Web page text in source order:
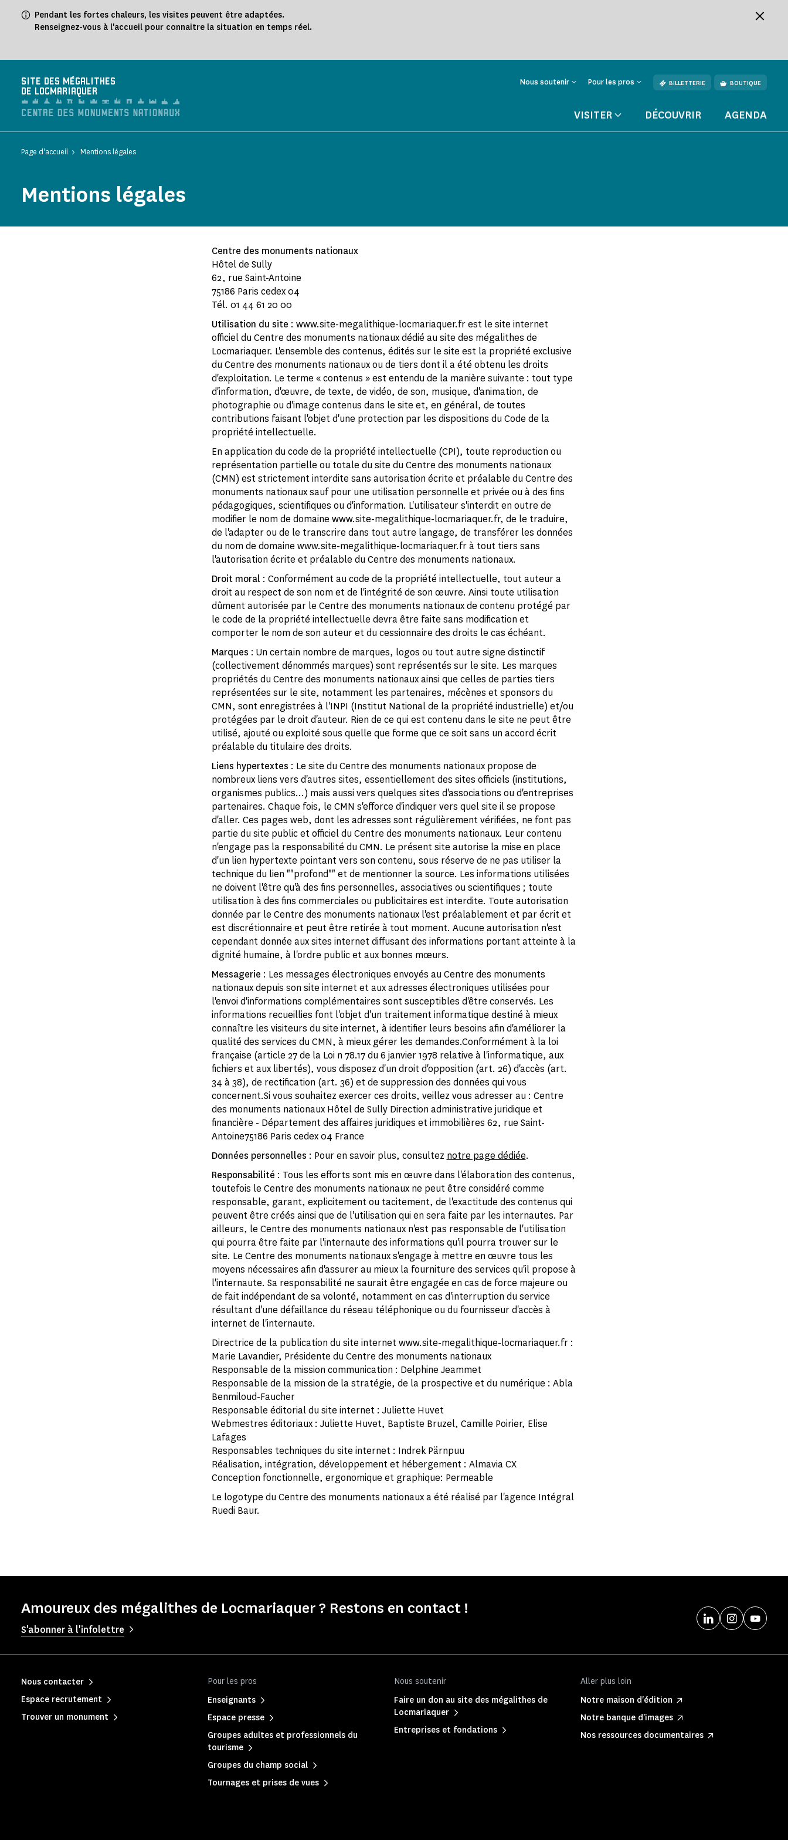
Pendant les fortes chaleurs, les visites peuvent être adaptées.
Renseignez-vous à l'accueil pour connaitre la situation en temps réel.
SITE DES MÉGALITHES
DE LOCMARIAQUER
Nous soutenir Pour les pros BILLETTERIE BOUTIQUE
VISITER DÉCOUVRIR AGENDA
Page d'accueil Mentions légales
Mentions légales
Centre des monuments nationaux
Hôtel de Sully
62, rue Saint-Antoine
75186 Paris cedex 04
Tél. 01 44 61 20 00
Utilisation du site : www.site-megalithique-locmariaquer.fr est le site internet
officiel du Centre des monuments nationaux dédié au site des mégalithes de
Locmariaquer. L'ensemble des contenus, édités sur le site est la propriété exclusive
du Centre des monuments nationaux ou de tiers dont il a été obtenu les droits
d'exploitation. Le terme « contenus » est entendu de la manière suivante : tout type
d'information, d'œuvre, de texte, de vidéo, de son, musique, d'animation, de
photographie ou d'image contenus dans le site et, en général, de toutes
contributions faisant l'objet d'une protection par les dispositions du Code de la
propriété intellectuelle.
En application du code de la propriété intellectuelle (CPI), toute reproduction ou
représentation partielle ou totale du site du Centre des monuments nationaux
(CMN) est strictement interdite sans autorisation écrite et préalable du Centre des
monuments nationaux sauf pour une utilisation personnelle et privée ou à des fins
pédagogiques, scientifiques ou d'information. L'utilisateur s'interdit en outre de
modifier le nom de domaine www.site-megalithique-locmariaquer.fr, de le traduire,
de l'adapter ou de le transcrire dans tout autre langage, de transférer les données
du nom de domaine www.site-megalithique-locmariaquer.fr à tout tiers sans
l'autorisation écrite et préalable du Centre des monuments nationaux.
Droit moral : Conformément au code de la propriété intellectuelle, tout auteur a
droit au respect de son nom et de l'intégrité de son œuvre. Ainsi toute utilisation
dûment autorisée par le Centre des monuments nationaux de contenu protégé par
le code de la propriété intellectuelle devra être faite sans modification et
comporter le nom de son auteur et du cessionnaire des droits le cas échéant.
Marques : Un certain nombre de marques, logos ou tout autre signe distinctif
(collectivement dénommés marques) sont représentés sur le site. Les marques
propriétés du Centre des monuments nationaux ainsi que celles de parties tiers
représentées sur le site, notamment les partenaires, mécènes et sponsors du
CMN, sont enregistrées à l'INPI (Institut National de la propriété industrielle) et/ou
protégées par le droit d'auteur. Rien de ce qui est contenu dans le site ne peut être
utilisé, ajouté ou exploité sous quelle que forme que ce soit sans un accord écrit
préalable du titulaire des droits.
Liens hypertextes : Le site du Centre des monuments nationaux propose de
nombreux liens vers d'autres sites, essentiellement des sites officiels (institutions,
organismes publics...) mais aussi vers quelques sites d'associations ou d'entreprises
partenaires. Chaque fois, le CMN s'efforce d'indiquer vers quel site il se propose
d'aller. Ces pages web, dont les adresses sont régulièrement vérifiées, ne font pas
partie du site public et officiel du Centre des monuments nationaux. Leur contenu
n'engage pas la responsabilité du CMN. Le présent site autorise la mise en place
d'un lien hypertexte pointant vers son contenu, sous réserve de ne pas utiliser la
technique du lien ""profond"" et de mentionner la source. Les informations utilisées
ne doivent l'être qu'à des fins personnelles, associatives ou scientifiques ; toute
utilisation à des fins commerciales ou publicitaires est interdite. Toute autorisation
donnée par le Centre des monuments nationaux l'est préalablement et par écrit et
est discrétionnaire et peut être retirée à tout moment. Aucune autorisation n'est
cependant donnée aux sites internet diffusant des informations portant atteinte à la
dignité humaine, à l'ordre public et aux bonnes mœurs.
Messagerie : Les messages électroniques envoyés au Centre des monuments
nationaux depuis son site internet et aux adresses électroniques utilisées pour
l'envoi d'informations complémentaires sont susceptibles d'être conservés. Les
informations recueillies font l'objet d'un traitement informatique destiné à mieux
connaître les visiteurs du site internet, à identifier leurs besoins afin d'améliorer la
qualité des services du CMN, à mieux gérer les demandes.Conformément à la loi
française (article 27 de la Loi n 78.17 du 6 janvier 1978 relative à l'informatique, aux
fichiers et aux libertés), vous disposez d'un droit d'opposition (art. 26) d'accès (art.
34 à 38), de rectification (art. 36) et de suppression des données qui vous
concernent.Si vous souhaitez exercer ces droits, veillez vous adresser au : Centre
des monuments nationaux Hôtel de Sully Direction administrative juridique et
financière - Département des affaires juridiques et immobilières 62, rue Saint-
Antoine75186 Paris cedex 04 France
Données personnelles : Pour en savoir plus, consultez notre page dédiée.
Responsabilité : Tous les efforts sont mis en œuvre dans l'élaboration des contenus,
toutefois le Centre des monuments nationaux ne peut être considéré comme
responsable, garant, explicitement ou tacitement, de l'exactitude des contenus qui
peuvent être créés ainsi que de l'utilisation qui en sera faite par les internautes. Par
ailleurs, le Centre des monuments nationaux n'est pas responsable de l'utilisation
qui pourra être faite par l'internaute des informations qu'il pourra trouver sur le
site. Le Centre des monuments nationaux s'engage à mettre en œuvre tous les
moyens nécessaires afin d'assurer au mieux la fourniture des services qu'il propose à
l'internaute. Sa responsabilité ne saurait être engagée en cas de force majeure ou
de fait indépendant de sa volonté, notamment en cas d'interruption du service
résultant d'une défaillance du réseau téléphonique ou du fournisseur d'accès à
internet de l'internaute.
Directrice de la publication du site internet www.site-megalithique-locmariaquer.fr :
Marie Lavandier, Présidente du Centre des monuments nationaux
Responsable de la mission communication : Delphine Jeammet
Responsable de la mission de la stratégie, de la prospective et du numérique : Abla
Benmiloud-Faucher
Responsable éditorial du site internet : Juliette Huvet
Webmestres éditoriaux : Juliette Huvet, Baptiste Bruzel, Camille Poirier, Elise
Lafages
Responsables techniques du site internet : Indrek Pärnpuu
Réalisation, intégration, développement et hébergement : Almavia CX
Conception fonctionnelle, ergonomique et graphique: Permeable
Le logotype du Centre des monuments nationaux a été réalisé par l'agence Intégral
Ruedi Baur.
Amoureux des mégalithes de Locmariaquer ? Restons en contact !
S'abonner à l'infolettre
Pour les pros
Enseignants
Espace presse
Groupes adultes et professionnels du
tourisme
Groupes du champ social
Tournages et prises de vues
Nous soutenir
Faire un don au site des mégalithes de
Locmariaquer
Entreprises et fondations
Aller plus loin
Notre maison d'édition
Notre banque d'images
Nos ressources documentaires
Nous contacter
Espace recrutement
Trouver un monument